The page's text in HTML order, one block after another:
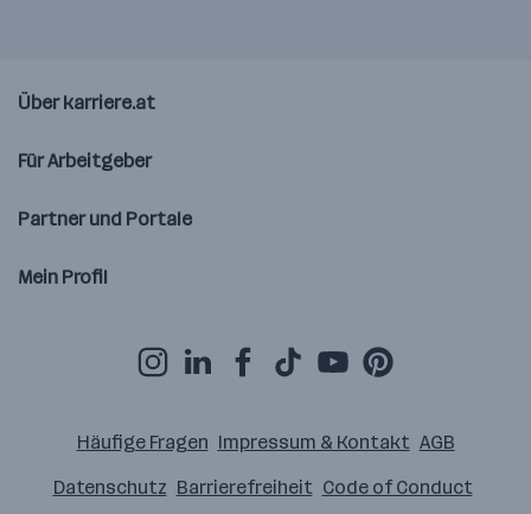
Über karriere.at
Für Arbeitgeber
Partner und Portale
Mein Profil
Häufige Fragen Impressum & Kontakt AGB
Datenschutz Barrierefreiheit Code of Conduct